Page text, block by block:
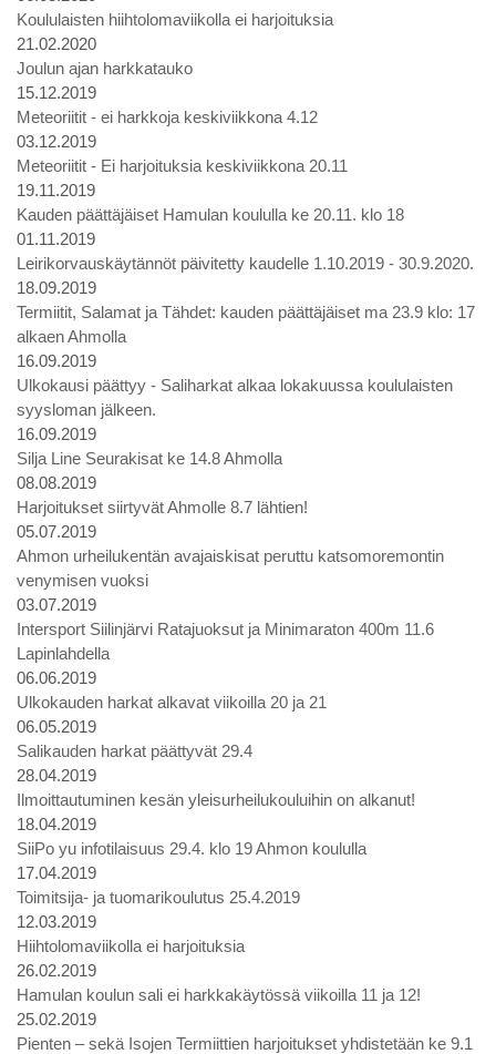
Koululaisten hiihtolomaviikolla ei harjoituksia
21.02.2020
Joulun ajan harkkatauko
15.12.2019
Meteoriitit - ei harkkoja keskiviikkona 4.12
03.12.2019
Meteoriitit - Ei harjoituksia keskiviikkona 20.11
19.11.2019
Kauden päättäjäiset Hamulan koululla ke 20.11. klo 18
01.11.2019
Leirikorvauskäytännöt päivitetty kaudelle 1.10.2019 - 30.9.2020.
18.09.2019
Termiitit, Salamat ja Tähdet: kauden päättäjäiset ma 23.9 klo: 17
alkaen Ahmolla
16.09.2019
Ulkokausi päättyy - Saliharkat alkaa lokakuussa koululaisten
syysloman jälkeen.
16.09.2019
Silja Line Seurakisat ke 14.8 Ahmolla
08.08.2019
Harjoitukset siirtyvät Ahmolle 8.7 lähtien!
05.07.2019
Ahmon urheilukentän avajaiskisat peruttu katsomoremontin
venymisen vuoksi
03.07.2019
Intersport Siilinjärvi Ratajuoksut ja Minimaraton 400m 11.6
Lapinlahdella
06.06.2019
Ulkokauden harkat alkavat viikoilla 20 ja 21
06.05.2019
Salikauden harkat päättyvät 29.4
28.04.2019
Ilmoittautuminen kesän yleisurheilukouluihin on alkanut!
18.04.2019
SiiPo yu infotilaisuus 29.4. klo 19 Ahmon koululla
17.04.2019
Toimitsija- ja tuomarikoulutus 25.4.2019
12.03.2019
Hiihtolomaviikolla ei harjoituksia
26.02.2019
Hamulan koulun sali ei harkkakäytössä viikoilla 11 ja 12!
25.02.2019
Pienten – sekä Isojen Termiittien harjoitukset yhdistetään ke 9.1